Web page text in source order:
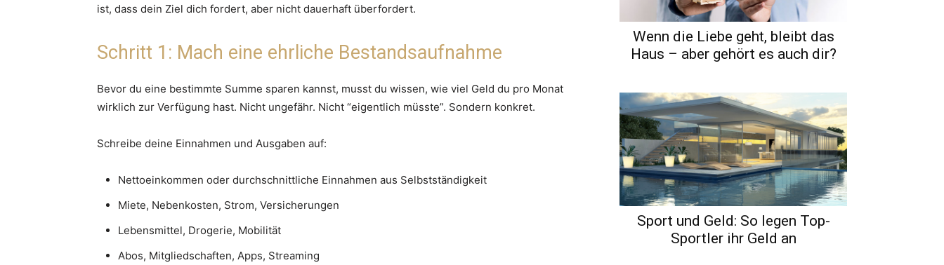
ist, dass dein Ziel dich fordert, aber nicht dauerhaft überfordert.
Schritt 1: Mach eine ehrliche Bestandsaufnahme
Bevor du eine bestimmte Summe sparen kannst, musst du wissen, wie viel Geld du pro Monat
wirklich zur Verfügung hast. Nicht ungefähr. Nicht “eigentlich müsste”. Sondern konkret.
Schreibe deine Einnahmen und Ausgaben auf:
Nettoeinkommen oder durchschnittliche Einnahmen aus Selbstständigkeit
Miete, Nebenkosten, Strom, Versicherungen
Lebensmittel, Drogerie, Mobilität
Abos, Mitgliedschaften, Apps, Streaming
Wenn die Liebe geht, bleibt das
Haus – aber gehört es auch dir?
Sport und Geld: So legen Top-
Sportler ihr Geld an